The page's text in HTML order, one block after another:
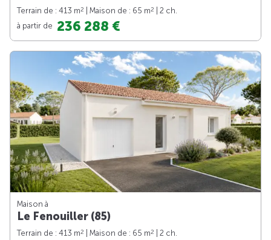
Terrain de : 413 m2 | Maison de : 65 m2
| 2 ch.
à partir de 236 288 €
Maison à
Le Fenouiller (85)
Terrain de : 413 m2 | Maison de : 65 m2
| 2 ch.